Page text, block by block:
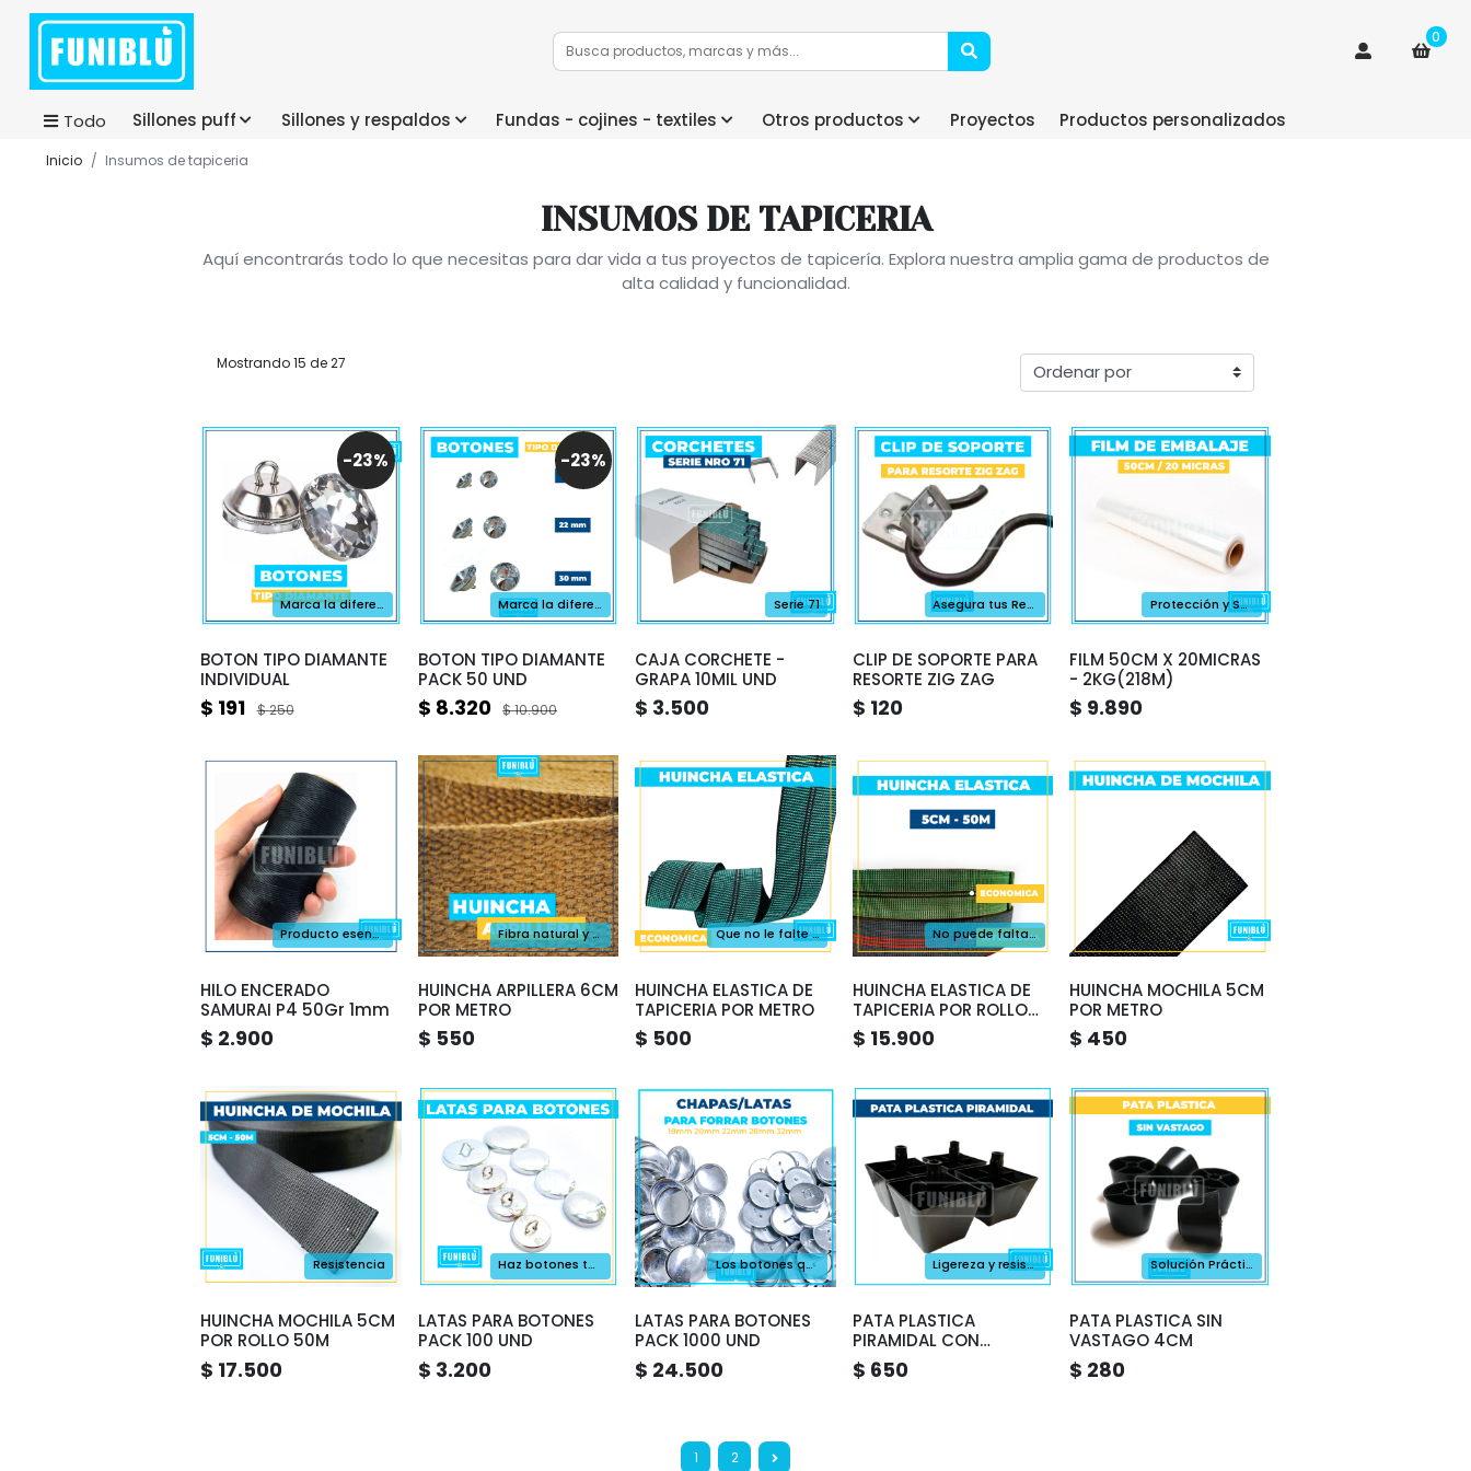
0
Todo Sillones puff Sillones y respaldos Fundas - cojines - textiles Otros productos Proyectos Productos personalizados
Inicio Insumos de tapiceria
INSUMOS DE TAPICERIA
Aquí encontrarás todo lo que necesitas para dar vida a tus proyectos de tapicería. Explora nuestra amplia gama de productos de
alta calidad y funcionalidad.
Mostrando 15 de 27
-23%
Marca la diferencia y Brilla
BOTON TIPO DIAMANTE
INDIVIDUAL
$ 191 $ 250
-23%
Marca la diferencia y Brilla
BOTON TIPO DIAMANTE
PACK 50 UND
$ 8.320 $ 10.900
Serie 71
CAJA CORCHETE -
GRAPA 10MIL UND
$ 3.500
Asegura tus Resortes
CLIP DE SOPORTE PARA
RESORTE ZIG ZAG
$ 120
Protección y Seguridad para tus Envíos
FILM 50CM X 20MICRAS
- 2KG(218M)
$ 9.890
Producto esencial
HILO ENCERADO
SAMURAI P4 50Gr 1mm
$ 2.900
Fibra natural y biodegradable
HUINCHA ARPILLERA 6CM
POR METRO
$ 550
Que no le falte a tu sofá
HUINCHA ELASTICA DE
TAPICERIA POR METRO
$ 500
No puede faltar en tu taller
HUINCHA ELASTICA DE
TAPICERIA POR ROLLO
50M
$ 15.900
HUINCHA MOCHILA 5CM
POR METRO
$ 450
Resistencia
HUINCHA MOCHILA 5CM
POR ROLLO 50M
$ 17.500
Haz botones tu mism@
LATAS PARA BOTONES
PACK 100 UND
$ 3.200
Los botones que quieras
LATAS PARA BOTONES
PACK 1000 UND
$ 24.500
Ligereza y resistencia
PATA PLASTICA
PIRAMIDAL CON
VASTAGO 7CM
$ 650
Solución Práctica
PATA PLASTICA SIN
VASTAGO 4CM
$ 280
1 2